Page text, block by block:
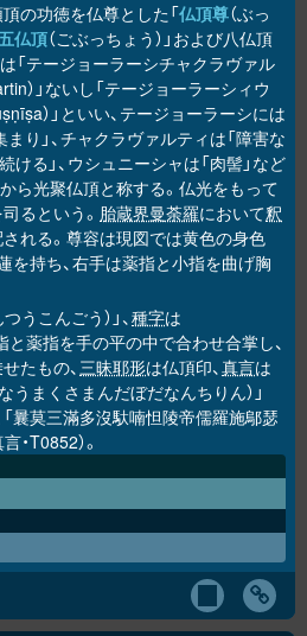
の功徳を仏尊とした「仏頂尊（ぶっ
仏頂（ごぶっちょう）」および八仏頂
「テージョーラーシチャクラヴァル
）」ないし「テージョーラーシィウ
）」といい、テージョーラーシには
まり」、チャクラヴァルティは「障害な
続ける」、ウシュニーシャは「肉髻」など
ら光聚仏頂と称する。仏光をもって
るという。 胎蔵界曼荼羅において釈
れる。尊容は現図では黄色の身色
を持ち、右手は薬指と小指を曲げ胸
うこんごう）」、種字は
と薬指を手の平の中で合わせ合掌し、
たもの、三昧耶形は仏頂印、真言は
なうまくさまんだぼだなんちりん）」
「曩莫三滿多沒馱喃怛陵帝儒羅施鄔瑟
・T0852）。